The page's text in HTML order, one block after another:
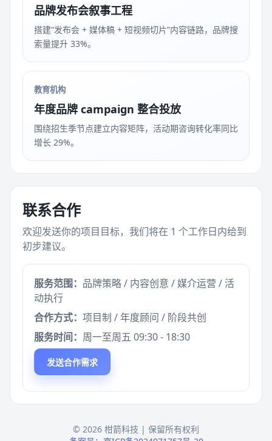
品牌发布会叙事工程
搭建“发布会 + 媒体稿 + 短视频切片”内容链路，品牌搜
索量提升 33%。
教育机构
年度品牌 campaign 整合投放
围绕招生季节点建立内容矩阵，活动期咨询转化率同比
增长 29%。
联系合作
欢迎发送你的项目目标，我们将在 1 个工作日内给到
初步建议。
服务范围： 品牌策略 / 内容创意 / 媒介运营 / 活
动执行
合作方式： 项目制 / 年度顾问 / 阶段共创
服务时间： 周一至周五 09:30 - 18:30
发送合作需求
© 2026 柑箭科技 | 保留所有权利